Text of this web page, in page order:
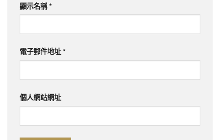
顯示名稱*
電子郵件地址*
個人網站網址